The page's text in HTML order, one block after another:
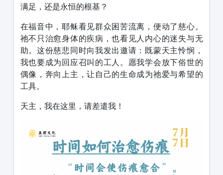
满足，还是永恒的根基？
在福音中，耶稣看见群众困苦流离，便动了慈心。
祂不只治愈身体的疾病，也看见人内心的迷失与无
助。这份慈悲同时向我发出邀请：既蒙天主怜悯，
我也要成为回应召叫的工人。愿我学会放下俗世的
偶像，奔向上主，让自己的生命成为祂爱与希望的
工具。
天主，我在这里，请差遣我！